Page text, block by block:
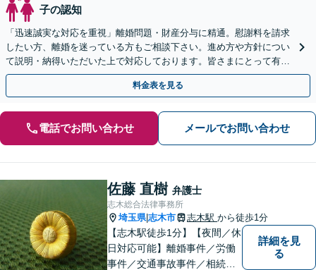
子の認知
「迅速誠実な対応を重視」離婚問題・財産分与に精通。慰謝料を請求
したい方、離婚を迷っている方もご相談下さい。進め方や方針につい
て説明・納得いただいた上で対応しております。皆さまにとって有利
な解決へ向け尽力【夜間・休日相談可｜WEB面談可】
料金表を見る
電話でお問い合わせ メールでお問い合わせ
佐藤 直樹 弁護士
志木総合法律事務所
埼玉県|志木市 志木駅 から徒歩1分
【志木駅徒歩1分】【夜間／休
日対応可能】離婚事件／労働
事件／交通事故事件／相続事
詳細を見
る